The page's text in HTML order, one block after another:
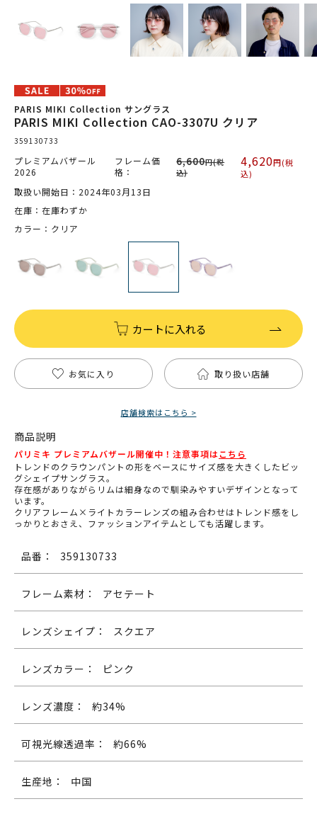
PARIS MIKI Collection サングラス
PARIS MIKI Collection CAO-3307U クリア
359130733
プレミアムバザール
2026
フレーム価
格：
6,600円(税
込)
4,620円(税
込)
取扱い開始日：2024年03月13日
在庫：在庫わずか
カラー：クリア
カートに入れる
お気に入り 取り扱い店舗
店舗検索はこちら >
商品説明
パリミキ プレミアムバザール開催中！注意事項はこちら
トレンドのクラウンパントの形をベースにサイズ感を大きくしたビッ
グシェイプサングラス。
存在感がありながらリムは細身なので馴染みやすいデザインとなって
います。
クリアフレーム×ライトカラーレンズの組み合わせはトレンド感をし
っかりとおさえ、ファッションアイテムとしても活躍します。
品番： 359130733
フレーム素材： アセテート
レンズシェイプ： スクエア
レンズカラー： ピンク
レンズ濃度： 約34%
可視光線透過率： 約66%
生産地： 中国